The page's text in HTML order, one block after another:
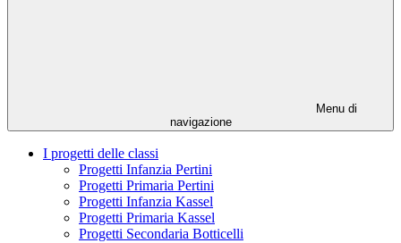
Menu di
navigazione
I progetti delle classi
Progetti Infanzia Pertini
Progetti Primaria Pertini
Progetti Infanzia Kassel
Progetti Primaria Kassel
Progetti Secondaria Botticelli